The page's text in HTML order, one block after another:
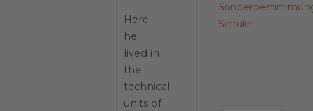
Here
he
lived in
the
technical
units of
Schüler